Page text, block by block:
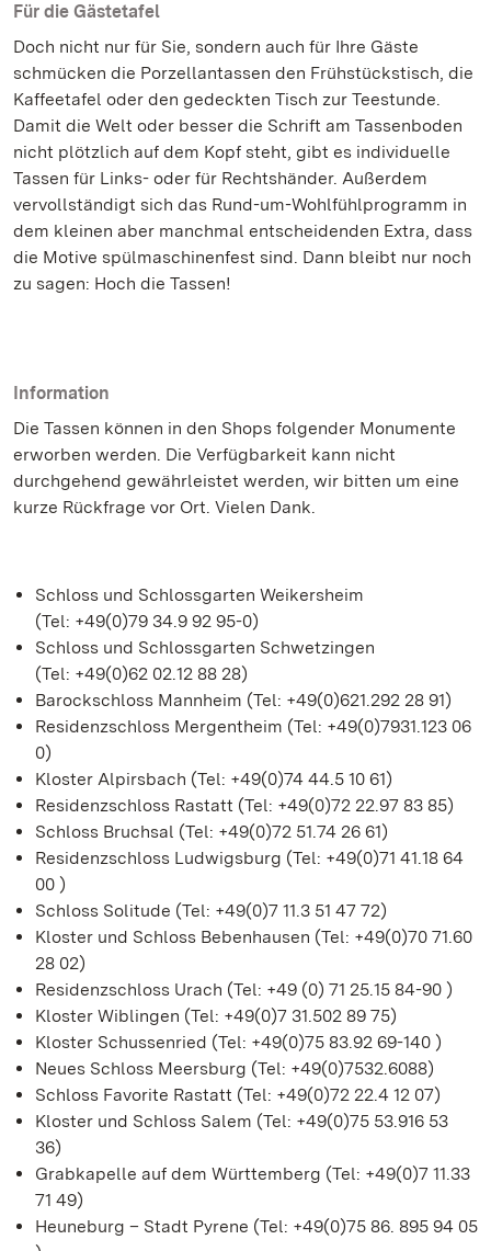
Für die Gästetafel
Doch nicht nur für Sie, sondern auch für Ihre Gäste
schmücken die Porzellantassen den Frühstückstisch, die
Kaffeetafel oder den gedeckten Tisch zur Teestunde.
Damit die Welt oder besser die Schrift am Tassenboden
nicht plötzlich auf dem Kopf steht, gibt es individuelle
Tassen für Links- oder für Rechtshänder. Außerdem
vervollständigt sich das Rund-um-Wohlfühlprogramm in
dem kleinen aber manchmal entscheidenden Extra, dass
die Motive spülmaschinenfest sind. Dann bleibt nur noch
zu sagen: Hoch die Tassen!
Information
Die Tassen können in den Shops folgender Monumente
erworben werden. Die Verfügbarkeit kann nicht
durchgehend gewährleistet werden, wir bitten um eine
kurze Rückfrage vor Ort. Vielen Dank.
Schloss und Schlossgarten Weikersheim
(Tel: +49(0)79 34.9 92 95-0)
Schloss und Schlossgarten Schwetzingen
(Tel: +49(0)62 02.12 88 28)
Barockschloss Mannheim (Tel: +49(0)621.292 28 91)
Residenzschloss Mergentheim (Tel: +49(0)7931.123 06
0)
Kloster Alpirsbach (Tel: +49(0)74 44.5 10 61)
Residenzschloss Rastatt (Tel: +49(0)72 22.97 83 85)
Schloss Bruchsal (Tel: +49(0)72 51.74 26 61)
Residenzschloss Ludwigsburg (Tel: +49(0)71 41.18 64
00 )
Schloss Solitude (Tel: +49(0)7 11.3 51 47 72)
Kloster und Schloss Bebenhausen (Tel: +49(0)70 71.60
28 02)
Residenzschloss Urach (Tel: +49 (0) 71 25.15 84-90 )
Kloster Wiblingen (Tel: +49(0)7 31.502 89 75)
Kloster Schussenried (Tel: +49(0)75 83.92 69-140 )
Neues Schloss Meersburg (Tel: +49(0)7532.6088)
Schloss Favorite Rastatt (Tel: +49(0)72 22.4 12 07)
Kloster und Schloss Salem (Tel: +49(0)75 53.916 53
36)
Grabkapelle auf dem Württemberg (Tel: +49(0)7 11.33
71 49)
Heuneburg – Stadt Pyrene (Tel: +49(0)75 86. 895 94 05